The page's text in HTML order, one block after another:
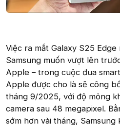
Việc ra mắt Galaxy S25
Samsung muốn vượt lên
Apple – trong cuộc đua
Apple được cho là sẽ công
tháng 9/2025, với độ mỏng
camera sau 48 megapixel.
sớm hơn vài tháng,